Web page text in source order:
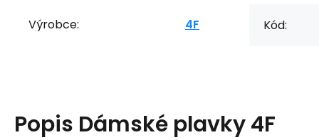
Výrobce: 4F Kód:
Popis Dámské plavky 4F